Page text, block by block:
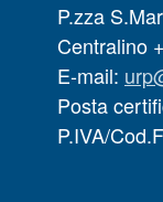
P.zza
Centralino
E-mail:
Posta
P.IVA/